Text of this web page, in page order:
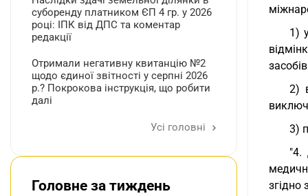
1)
2)
3)
"4.
суборенду платником ЄП 4 гр. у 2026
році: ІПК від ДПС та коментар
редакції
Отримали негативну квитанцію №2
щодо єдиної звітності у серпні 2026
р.? Покрокова інструкція, що робити
далі
Усі головні
Головне за тиждень